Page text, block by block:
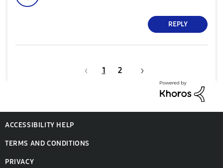
REPLY
1 2
ACCESSIBILITY HELP
TERMS AND CONDITIONS
PRIVACY